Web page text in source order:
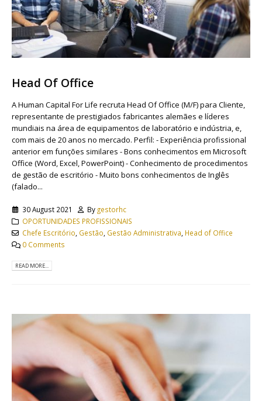
Head Of Office
A Human Capital For Life recruta Head Of Office (M/F) para Cliente,
representante de prestigiados fabricantes alemães e líderes
mundiais na área de equipamentos de laboratório e indústria, e,
com mais de 20 anos no mercado. Perfil: - Experiência profissional
anterior em funções similares - Bons conhecimentos em Microsoft
Office (Word, Excel, PowerPoint) - Conhecimento de procedimentos
de gestão de escritório - Muito bons conhecimentos de Inglês
(falado...
30 August 2021 By gestorhc
OPORTUNIDADES PROFISSIONAIS
Chefe Escritório Gestão Gestão Administrativa Head of Office
0 Comments
READ MORE...